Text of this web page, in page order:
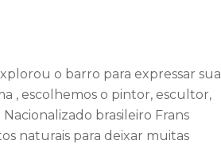
o barro para expressar sua
, escolhemos o pintor, escultor,
brasileiro Frans
naturais para deixar muitas